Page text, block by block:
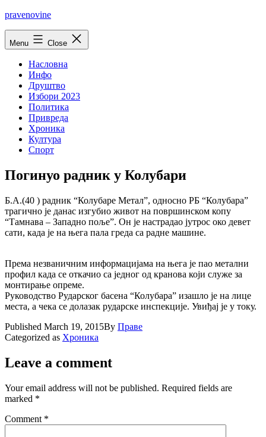
Skip
pravenovine
Menu Close
Насловна
Инфо
Друштво
Избори 2023
Политика
Привреда
Хроника
Култура
Спорт
Погинуо радник у Колубари
Б.А.(40 ) радник “Колубаре Метал”, односно РБ “Колубара”
трагично jе данас изгубио живот на површинском копу
“Тамнава – Западно поље”. Он jе настрадао jутрос око девет
сати, када jе на њега пала греда са радне машине.
Према незваничним информациjама на њега jе пао метални
профил када се откачио са jедног од кранова коjи служе за
монтирање опреме.
Руководство Рударског басена “Колубара” изашло jе на лице
места, а чека се долазак рударске инспекциjе. Увиђаj jе у току.
Published March 19, 2015By Праве
Categorized as Хроника
Leave a comment
Your email address will not be published. Required fields are
marked *
Comment *